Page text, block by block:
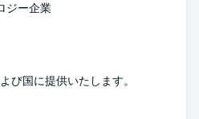
ジー企業
び国に提供いたします。